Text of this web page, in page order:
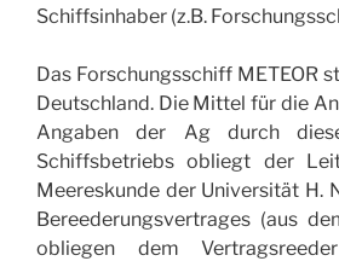
Schiffsinhaber (z.B.
Das Forschungsschiff METEOR
Deutschland. Die Mittel für die
Angaben der Ag durch
Schiffsbetriebs obliegt der
Meereskunde der Universität H.
Bereederungsvertrages (aus
obliegen dem